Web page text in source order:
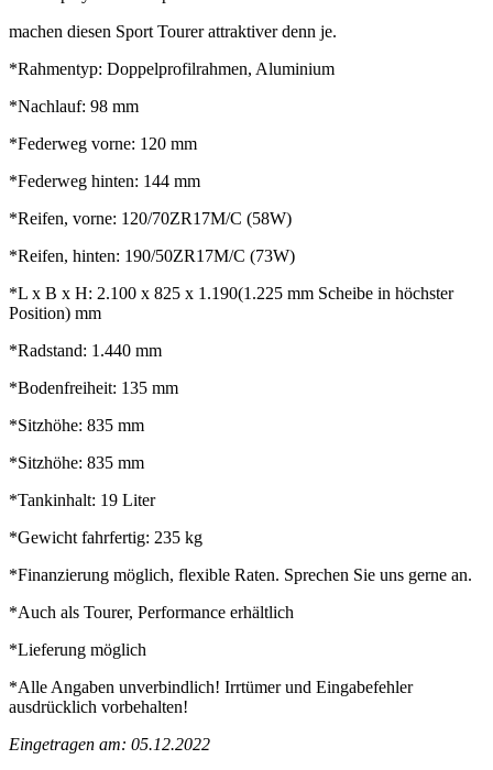
machen diesen Sport Tourer attraktiver denn je.
*Rahmentyp: Doppelprofilrahmen, Aluminium
*Nachlauf: 98 mm
*Federweg vorne: 120 mm
*Federweg hinten: 144 mm
*Reifen, vorne: 120/70ZR17M/C (58W)
*Reifen, hinten: 190/50ZR17M/C (73W)
*L x B x H: 2.100 x 825 x 1.190(1.225 mm Scheibe in höchster
Position) mm
*Radstand: 1.440 mm
*Bodenfreiheit: 135 mm
*Sitzhöhe: 835 mm
*Sitzhöhe: 835 mm
*Tankinhalt: 19 Liter
*Gewicht fahrfertig: 235 kg
*Finanzierung möglich, flexible Raten. Sprechen Sie uns gerne an.
*Auch als Tourer, Performance erhältlich
*Lieferung möglich
*Alle Angaben unverbindlich! Irrtümer und Eingabefehler
ausdrücklich vorbehalten!
Eingetragen am: 05.12.2022